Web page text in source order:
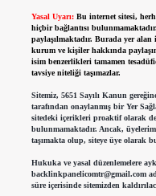
Yasal Uyarı: Bu internet sitesi,
hiçbir bağlantısı
paylaşılmaktadır. Burada yer
kurum ve kişiler hakkında
isim benzerlikleri tamamen
tavsiye niteliği taşımazlar.
Sitemiz, 5651 Sayılı Kanun
tarafından onaylanmış bir Yer
sitedeki içerikleri proaktif olarak
bulunmamaktadır. Ancak,
taşımakta olup, siteye üye olarak
Hukuka ve yasal düzenlemelere
backlinkpanelicomtr@gmail.com
süre içerisinde sitemizden